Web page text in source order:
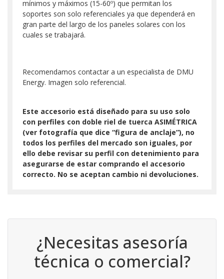
mínimos y máximos (15-60º) que permitan los
soportes son solo referenciales ya que dependerá en
gran parte del largo de los paneles solares con los
cuales se trabajará.
Recomendamos contactar a un especialista de DMU
Energy. Imagen solo referencial.
Este accesorio está diseñado para su uso solo
con perfiles con doble riel de tuerca ASIMÉTRICA
(ver fotografía que dice “figura de anclaje”), no
todos los perfiles del mercado son iguales, por
ello debe revisar su perfil con detenimiento para
asegurarse de estar comprando el accesorio
correcto. No se aceptan cambio ni devoluciones.
¿Necesitas asesoría
técnica o comercial?